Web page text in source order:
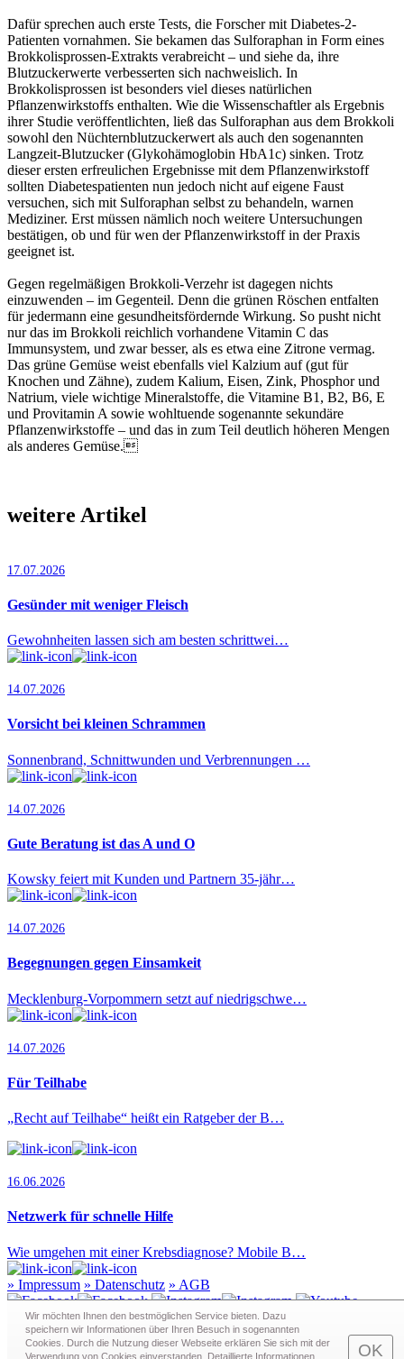
Dafür sprechen auch erste Tests, die Forscher mit Diabetes-2-
Patienten vornahmen. Sie bekamen das Sulforaphan in Form eines
Brokkolisprossen-Extrakts verabreicht – und siehe da, ihre
Blutzuckerwerte verbesserten sich nachweislich. In
Brokkolisprossen ist besonders viel dieses natürlichen
Pflanzenwirkstoffs enthalten. Wie die Wissenschaftler als Ergebnis
ihrer Studie veröffentlichten, ließ das Sulforaphan aus dem Brokkoli
sowohl den Nüchternblutzuckerwert als auch den sogenannten
Langzeit-Blutzucker (Glykohämoglobin HbA1c) sinken. Trotz
dieser ersten erfreulichen Ergebnisse mit dem Pflanzenwirkstoff
sollten Diabetespatienten nun jedoch nicht auf eigene Faust
versuchen, sich mit Sulforaphan selbst zu behandeln, warnen
Mediziner. Erst müssen nämlich noch weitere Untersuchungen
bestätigen, ob und für wen der Pflanzenwirkstoff in der Praxis
geeignet ist.
Gegen regelmäßigen Brokkoli-Verzehr ist dagegen nichts
einzuwenden – im Gegenteil. Denn die grünen Röschen entfalten
für jedermann eine gesundheitsfördernde Wirkung. So pusht nicht
nur das im Brokkoli reichlich vorhandene Vitamin C das
Immunsystem, und zwar besser, als es etwa eine Zitrone vermag.
Das grüne Gemüse weist ebenfalls viel Kalzium auf (gut für
Knochen und Zähne), zudem Kalium, Eisen, Zink, Phosphor und
Natrium, viele wichtige Mineralstoffe, die Vitamine B1, B2, B6, E
und Provitamin A sowie wohltuende sogenannte sekundäre
Pflanzenwirkstoffe – und das in zum Teil deutlich höheren Mengen
als anderes Gemüse.
weitere Artikel
17.07.2026
Gesünder mit weniger Fleisch
Gewohnheiten lassen sich am besten schrittwei…
14.07.2026
Vorsicht bei kleinen Schrammen
Sonnenbrand, Schnittwunden und Verbrennungen …
14.07.2026
Gute Beratung ist das A und O
Kowsky feiert mit Kunden und Partnern 35-jähr…
14.07.2026
Begegnungen gegen Einsamkeit
Mecklenburg-Vorpommern setzt auf niedrigschwe…
14.07.2026
Für Teilhabe
„Recht auf Teilhabe“ heißt ein Ratgeber der B…
16.06.2026
Netzwerk für schnelle Hilfe
Wie umgehen mit einer Krebsdiagnose? Mobile B…
» Impressum » Datenschutz » AGB
Redaktion · Graf-Schack-Alle 8 · 19053 Schwerin
Wir möchten Ihnen den bestmöglichen Service bieten. Dazu
speichern wir Informationen über Ihren Besuch in sogenann­ten
Cookies. Durch die Nutzung dieser Webseite erklären Sie sich mit der
Verwendung von Cookies einverstanden. Detaillierte Informationen
OK